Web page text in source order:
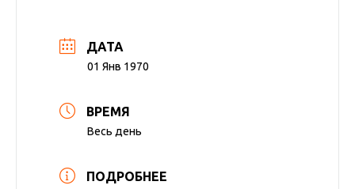
ДАТА
01 Янв 1970
ВРЕМЯ
Весь день
ПОДРОБНЕЕ